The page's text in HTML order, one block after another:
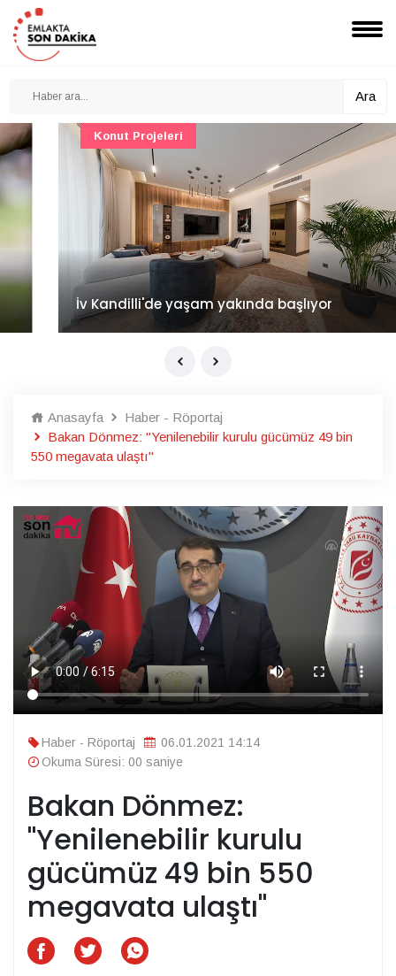
Ara
İv Kandilli'de yaşam yakında başlıyor
Konut Projeleri
Anasayfa
Haber - Röportaj
Bakan Dönmez: "Yenilenebilir kurulu gücümüz 49 bin
550 megavata ulaştı"
Haber - Röportaj
06.01.2021 14:14
Okuma Süresi: 00 saniye
Bakan Dönmez:
"Yenilenebilir kurulu
gücümüz 49 bin 550
megavata ulaştı"